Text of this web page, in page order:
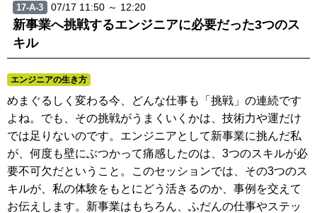
17-A-3 07/17 11:50 ～ 12:20
新事業へ挑戦するエンジニアに必要だった3つのス
キル
エンジニアの生き方
めまぐるしく変わる今、どんな仕事も「挑戦」の連続です
よね。でも、その挑戦がうまくいくかは、技術力や運だけ
では足りないのです。エンジニアとして新事業に挑んだ私
が、何度も壁にぶつかって痛感したのは、3つのスキルが必
要不可欠だということ。このセッションでは、その3つのス
キルが、私の体験をもとにどう活きるのか、事例を交えて
お伝えします。新事業はもちろん、ふだんの仕事やステッ